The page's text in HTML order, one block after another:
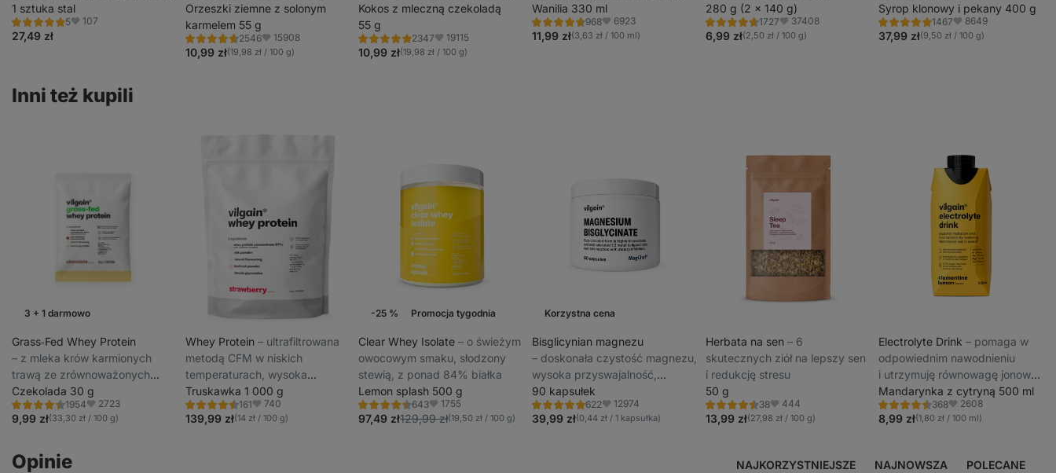
jakości stali nierdzewnej, łatwe
czyszczenie
1 sztuka stal
5
Ocena
5.0/5,
5
Ulubione
107
27,49 zł
wysokiej jakości białka, bez
konserwantów i barwników.
Orzeszki ziemne z solonym
karmelem 55 g
2546
Ocena
4.7/5,
2546
Ulubione
15908
10,99 zł(19,98 zł / 100 g)
bez konserwantów i barwników
Kokos z mleczną czekoladą
55 g
2347
Ocena
4.8/5,
2347
Ulubione
19115
10,99 zł(19,98 zł / 100 g)
o niskiej zawartości laktozy
Wanilia 330 ml
968
Ocena
4.7/5,
968
Ulubione
6923
11,99 zł(3,63 zł / 100 ml)
naturalnych składników
280 g (2 x 140 g)
1727
Ocena
4.8/5,
1727
Ulubione
37408
6,99 zł(2,50 zł / 100 g)
przygotowane w małych
partiach dla utrzymania
maksymalnej świeżości
Syrop klonowy i pekany 400 g
1467
Ocena
4.8/5,
1467
Ulubione
8649
37,99 zł(9,50 zł / 100 g)
Inni też kupili
3 + 1 darmowo
Promocja tygodnia
Grass‑Fed Whey Protein
⁠–⁠ z mleka krów karmionych
trawą ze zrównoważonych
hodowli, słodzone stewią,
ultrafiltrowane w niskich
temperaturach
Czekolada 30 g
1954
Ocena
4.4/5,
1954
Ulubione
2723
9,99 zł(33,30 zł / 100 g)
Whey Protein ⁠–⁠ ultrafiltrowana
metodą CFM w niskich
temperaturach, wysoka
zawartość białka i BCAA,
słodzona glikozydami
stewiolowymi
Truskawka 1 000 g
161
Ocena
4.5/5,
161
Ulubione
740
139,99 zł(14 zł / 100 g)
-25 % Promocja tygodnia
Clear Whey Isolate⁠–⁠ o świeżym
owocowym smaku, słodzony
stewią, z ponad 84% białka
Lemon splash 500 g
643
Ocena
4.4/5,
643
Ulubione
1755
97,49 zł129,99 zł(19,50 zł / 100 g)
Korzystna cena
Bisglicynian magnezu
⁠–⁠ doskonała czystość magnezu,
wysoka przyswajalność,
przyczynia się do
prawidłowego funkcjonowania
mięśni i układu nerwowego
90 kapsułek
622
Ocena
4.9/5,
622
Ulubione
12974
39,99 zł(0,44 zł / 1 kapsułka)
Herbata na sen ⁠–⁠ 6
skutecznych ziół na lepszy sen
i redukcję stresu
50 g
38
Ocena
4.4/5,
38
Ulubione
444
13,99 zł(27,98 zł / 100 g)
Electrolyte Drink⁠–⁠ pomaga w
odpowiednim nawodnieniu
i utrzymuję równowagę jonową,
bez rafinowanego cukru,
słodzony niskokaloryczną
stewią
Mandarynka z cytryną 500 ml
368
Ocena
4.5/5,
368
Ulubione
2608
8,99 zł(1,80 zł / 100 ml)
Opinie NAJKORZYSTNIEJSZE NAJNOWSZA POLECANE